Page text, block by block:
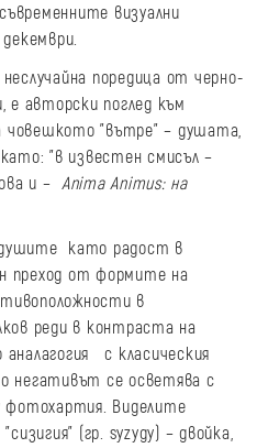
визуални
поредица от черно-
е авторски поглед към
човешкото "вътре" – душата,
"в известен смисъл –
и – Anima Animus: на
като радост в
преход от формите на
в
реди в контраста на
с класическия
негативът се осветява с
фотохартия. Виделите
(гр. syzygy) – двойка,